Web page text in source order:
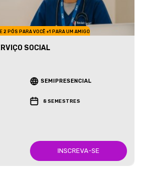
2 PÓS PARA VOCÊ +1 PARA UM AMIGO
SOCIAL
SEMIPRESENCIAL
8 SEMESTRES
INSCREVA-SE